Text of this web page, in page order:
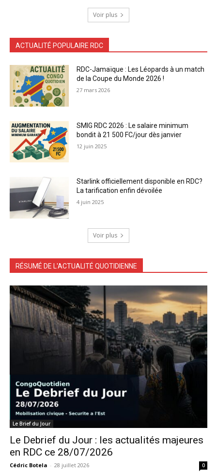
Voir plus
ACTUALITÉ POPULAIRE RDC
RDC-Jamaïque : Les Léopards à un match
de la Coupe du Monde 2026 !
27 mars 2026
SMIG RDC 2026 : Le salaire minimum
bondit à 21 500 FC/jour dès janvier
12 juin 2025
Starlink officiellement disponible en RDC?
La tarification enfin dévoilée
4 juin 2025
Voir plus
RÉSUMÉ DE L'ACTUALITÉ QUOTIDIENNE
Le Brief du Jour
Le Debrief du Jour : les actualités majeures
en RDC ce 28/07/2026
Cédric Botela - 28 juillet 2026 0